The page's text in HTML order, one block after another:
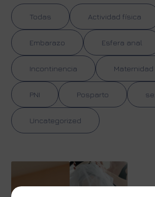
Todas Actividad física
Embarazo Esfera anal
Incontinencia Maternidad
PNI Posparto
Uncategorized